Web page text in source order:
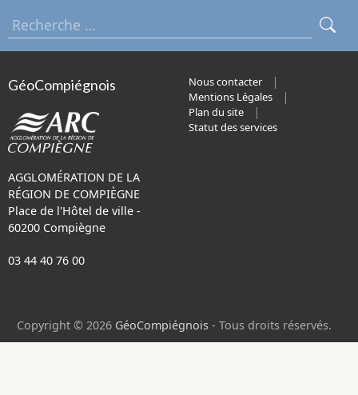
GéoCompiégnois
AGGLOMÉRATION DE LA
RÉGION DE COMPIÈGNE
Place de l'Hôtel de ville -
60200 Compiègne
03 44 40 76 00
Nous contacter
Mentions Légales
Plan du site
Statut des services
Copyright © 2026 GéoCompiégnois - Tous droits réservés.